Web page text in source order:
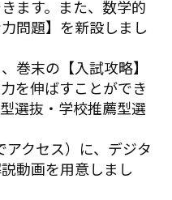
ます。また、数学的
問題】を新設しまし
巻末の【入試攻略】
を伸ばすことができ
選抜・学校推薦型選
アクセス）に、デジタ
動画を用意しまし